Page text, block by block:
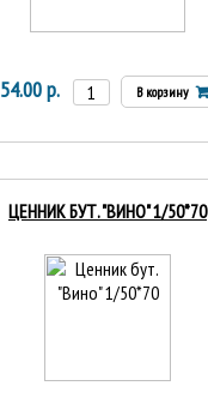
54.00 р. В корзину
ЦЕННИК БУТ. "ВИНО" 1/50*70